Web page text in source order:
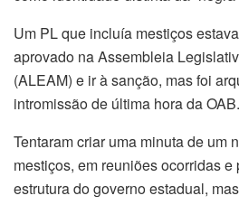
Um PL que incluía mestiços
aprovado na Assembleia
(ALEAM) e ir à sanção, mas foi
intromissão de última hora da OAB.
Tentaram criar uma minuta de um
mestiços, em reuniões ocorridas
estrutura do governo estadual,